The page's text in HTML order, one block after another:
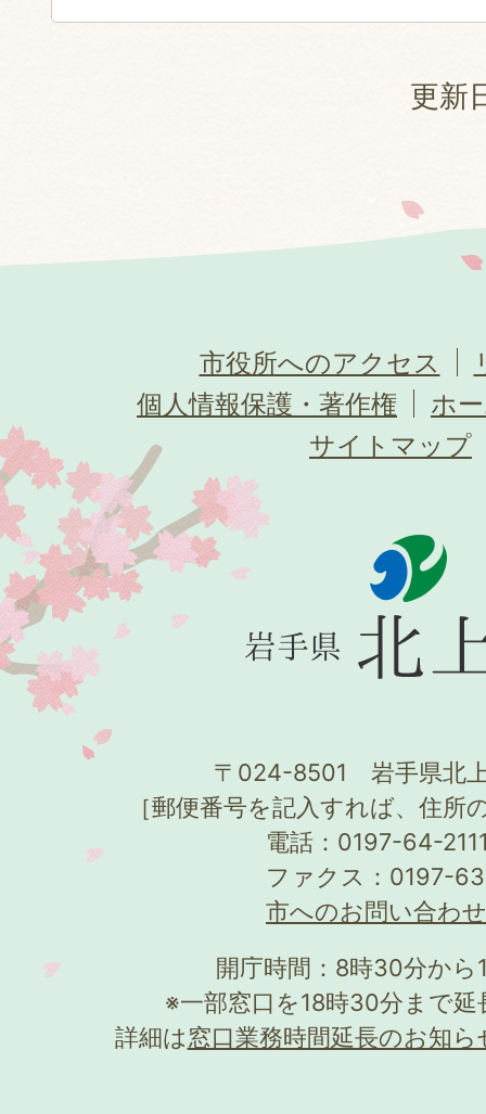
更新
市役所へのアクセス
個人情報保護・著作権
ホ
サイトマップ
〒024-8501 岩手県北
［郵便番号を記入すれば、住所
電話：0197-64-
ファクス：0197-
市へのお問い合わ
開庁時間：8時30分か
※一部窓口を18時30分まで
詳細は窓口業務時間延長のお知ら